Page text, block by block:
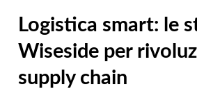
Logistica smart: le
Wiseside per
supply chain